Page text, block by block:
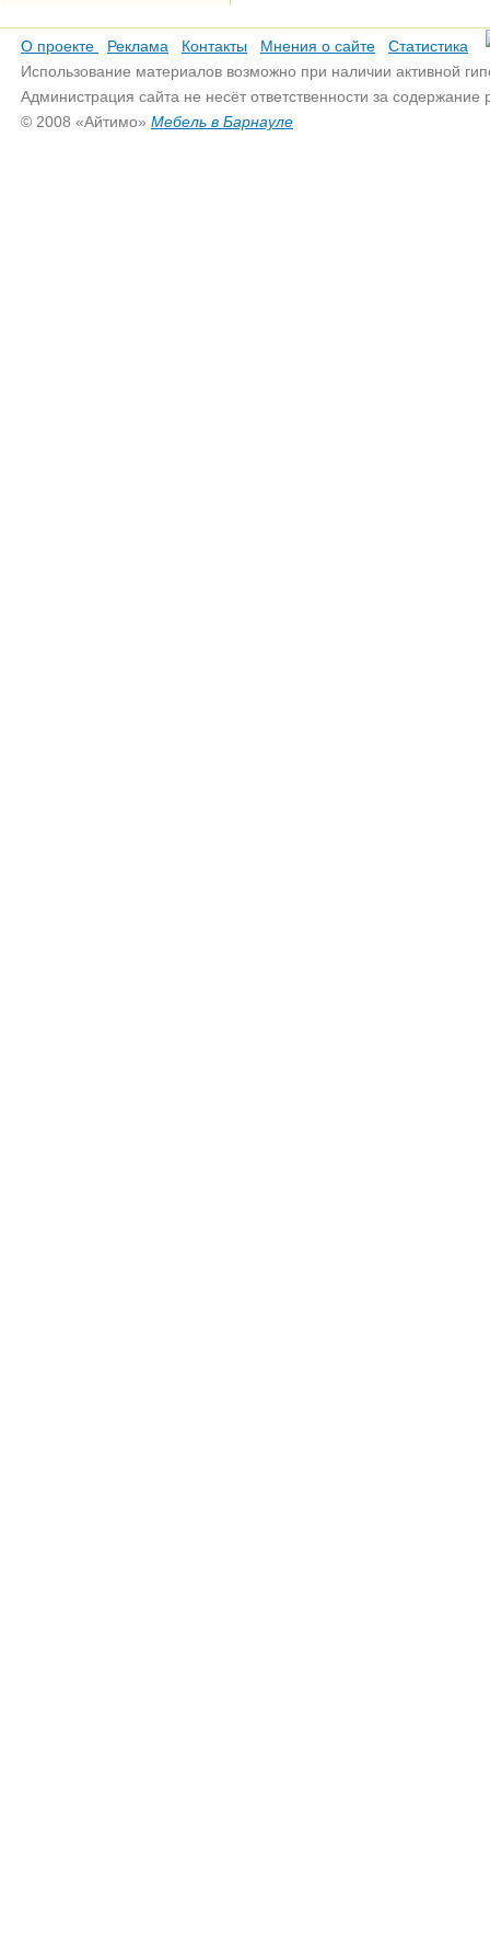
О проекте Реклама Контакты Мнения о сайте
Статистика
Использование материалов возможно при наличии активной
Администрация сайта не несёт ответственности за
© 2008 «Айтимо» Мебель в Барнауле